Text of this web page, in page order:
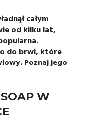
całym
od kilku lat,
do brwi, które
Poznaj jego
W